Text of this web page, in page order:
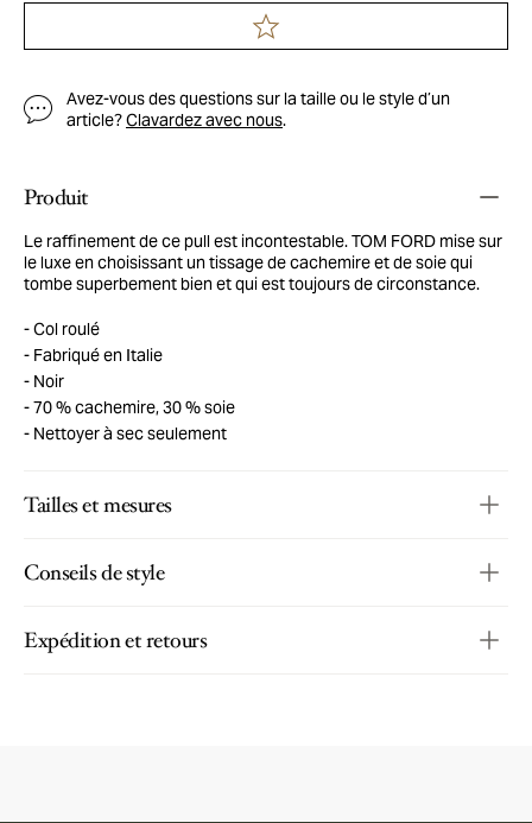
Avez-vous des questions sur la taille ou le style d’un
article?Clavardez avec nous.
Produit
Le raffinement de ce pull est incontestable. TOM FORD mise sur
le luxe en choisissant un tissage de cachemire et de soie qui
tombe superbement bien et qui est toujours de circonstance.
Col roulé
Fabriqué en Italie
Noir
70 % cachemire, 30 % soie
Nettoyer à sec seulement
Tailles et mesures
Conseils de style
Expédition et retours